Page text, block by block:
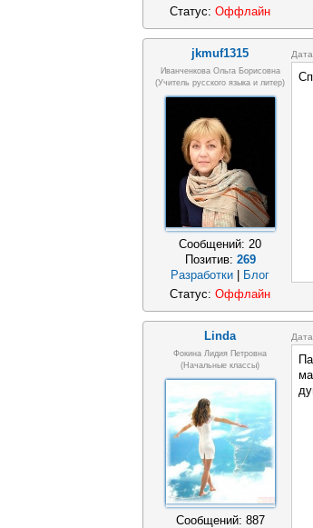
Статус: Оффлайн
jkmuf1315
Иванченкова Ольга Борисовна
(учитель русского языка и литер)
Сообщений: 20
Позитив: 269
Разработки
Блог
Статус: Оффлайн
Linda
Фокина Лидия Петровна
(начальные классы)
Сообщений: 887